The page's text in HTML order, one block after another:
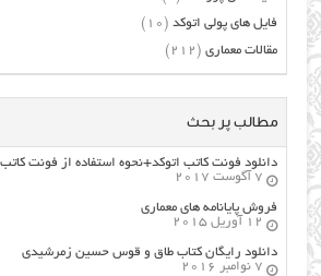
فایل های پولی اتوکد (10)
مقالات معماری (212)
مطالب پر بحث
دانلود فونت کاتب اتوکد+نحوه استفاده از فونت
7 آگوست 2017
فروش پایانامه های معماری
12 آوریل 2015
دانلود رایگان کتاب طاق و قوس حسین زمرشیدی
7 نوامبر 2016